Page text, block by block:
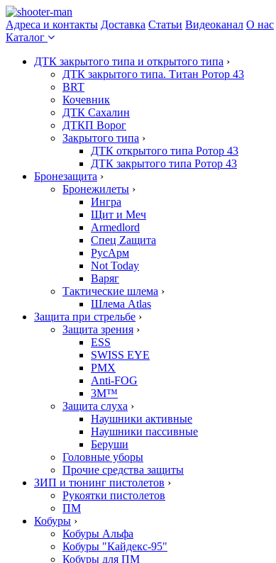
Адреса и контакты Доставка Статьи Видеоканал О нас
Каталог
ДТК закрытого типа и открытого типа ›
ДТК закрытого типа. Титан Ротор 43
BRT
Кочевник
ДТК Сахалин
ДТКП Ворог
Закрытого типа ›
ДТК открытого типа Ротор 43
ДТК закрытого типа Ротор 43
Бронезащита ›
Бронежилеты ›
Ингра
Щит и Меч
Armedlord
Спец Zащита
РусАрм
Not Today
Варяг
Тактические шлема ›
Шлема Atlas
Защита при стрельбе ›
Защита зрения ›
ESS
SWISS EYE
PMX
Anti-FOG
3M™
Защита слуха ›
Наушники активные
Наушники пассивные
Беруши
Головные уборы
Прочие средства защиты
ЗИП и тюнинг пистолетов ›
Рукоятки пистолетов
ПМ
Кобуры ›
Кобуры Альфа
Кобуры "Кайдекс-95"
Кобуры для ПМ